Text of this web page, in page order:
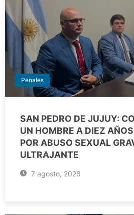
Penales
SAN PEDRO DE JUJUY:
UN HOMBRE A DIEZ
POR ABUSO SEXUAL
ULTRAJANTE
7 agosto, 2026